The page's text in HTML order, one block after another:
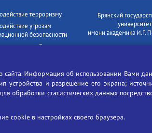
терроризму
угрозам
безопасности
ролики - Генеральная
наркотиков
Брянский
университет
имени академика И.Г.
Телефон:
Информация об использовании Вами
и разрешение его экрана;
обработки статистических данных
cookie в настройках своего браузера.